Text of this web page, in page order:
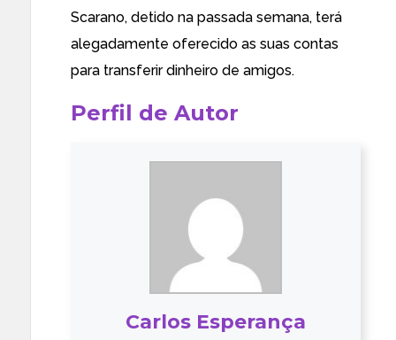
Scarano, detido na passada semana, terá
alegadamente oferecido as suas contas
para transferir dinheiro de amigos.
Perfil de Autor
Carlos Esperança